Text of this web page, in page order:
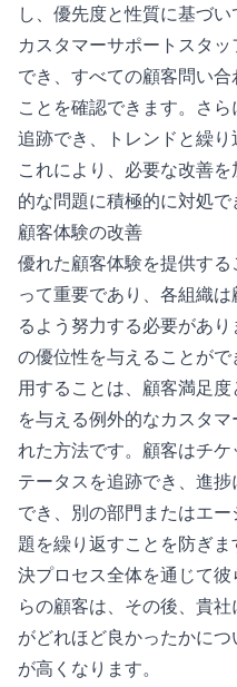
し、優先度と性質に基づい
カスタマーサポートスタ
でき、すべての顧客問い
ことを確認できます。さ
追跡でき、トレンドと繰り
これにより、必要な改善
的な問題に積極的に対処で
顧客体験の改善
優れた顧客体験を提供す
って重要であり、各組織
るよう努力する必要があ
の優位性を与えることが
用することは、顧客満足
を与える例外的なカスタ
れた方法です。顧客はチ
テータスを追跡でき、進
でき、別の部門またはエ
題を繰り返すことを防ぎ
決プロセス全体を通じて
らの顧客は、その後、貴
がどれほど良かったかに
が高くなります。